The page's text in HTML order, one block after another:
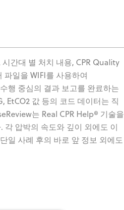
간대 별 처치 내용, CPR Quality
파일을 WIFI를 사용하여
행 중심의 결과 보고를 완료하는
EtCO2 값 등의 코드 데이터는 직
는 Real CPR Help® 기술을
각 압박의 속도와 깊이 외에도 이
일 사례 후의 바로 앞 정보 외에도